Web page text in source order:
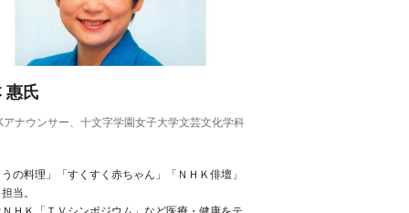
惠氏
アナウンサー、十文字学園女子大学文芸文化学科
の料理」「すくすく赤ちゃん」「ＮＨＫ俳壇」
当。